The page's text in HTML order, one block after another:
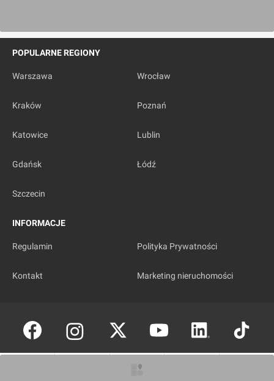
POPULARNE REGIONY
Warszawa Wrocław
Kraków Poznań
Katowice Lublin
Gdańsk Łódź
Szczecin
INFORMACJE
Regulamin Polityka Prywatności
Kontakt Marketing nieruchomości